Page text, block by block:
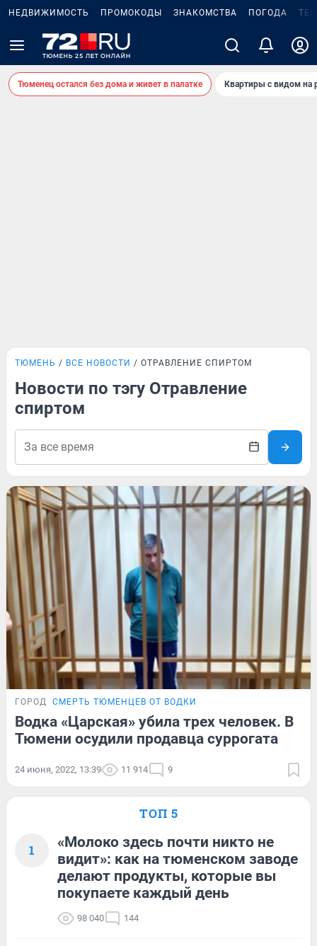
НЕДВИЖИМОСТЬ ПРОМОКОДЫ ЗНАКОМСТВА ПОГОДА
Тюменец остался без дома и живет в палатке Квартиры с видом на
ТЮМЕНЬ ВСЕ НОВОСТИ ОТРАВЛЕНИЕ СПИРТОМ
Новости по тэгу Отравление
спиртом
ГОРОД СМЕРТЬ ТЮМЕНЦЕВ ОТ ВОДКИ
Водка «Царская» убила трех человек. В
Тюмени осудили продавца суррогата
24 июня, 2022, 13:39 11 914 9
ТОП 5
1
«Молоко здесь почти никто не
видит»: как на тюменском заводе
делают продукты, которые вы
покупаете каждый день
98 040 144